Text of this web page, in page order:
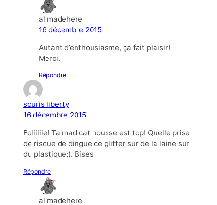
allmadehere
16 décembre 2015
Autant d’enthousiasme, ça fait plaisir!
Merci.
Répondre
souris liberty
16 décembre 2015
Foliiiiie! Ta mad cat housse est top! Quelle prise
de risque de dingue ce glitter sur de la laine sur
du plastique;). Bises
Répondre
allmadehere